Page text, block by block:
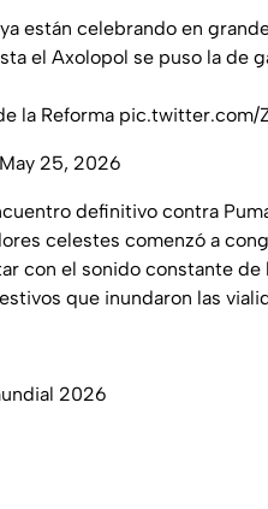
están celebrando en
el Axolopol se puso la de
la Reforma pic.twitter.com/
May 25, 2026
definitivo contra
celestes comenzó a
con el sonido constante de
que inundaron las
2026